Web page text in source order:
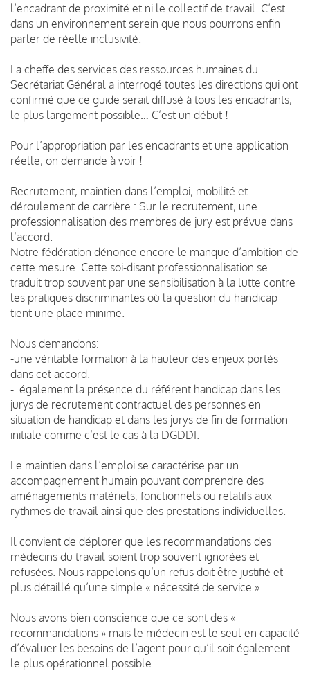
l’encadrant de proximité et ni le collectif de travail. C’est
dans un environnement serein que nous pourrons enfin
parler de réelle inclusivité.
La cheffe des services des ressources humaines du
Secrétariat Général a interrogé toutes les directions qui ont
confirmé que ce guide serait diffusé à tous les encadrants,
le plus largement possible… C’est un début !
Pour l’appropriation par les encadrants et une application
réelle, on demande à voir !
Recrutement, maintien dans l’emploi, mobilité et
déroulement de carrière : Sur le recrutement, une
professionnalisation des membres de jury est prévue dans
l’accord.
Notre fédération dénonce encore le manque d’ambition de
cette mesure. Cette soi-disant professionnalisation se
traduit trop souvent par une sensibilisation à la lutte contre
les pratiques discriminantes où la question du handicap
tient une place minime.
Nous demandons:
-une véritable formation à la hauteur des enjeux portés
dans cet accord.
- également la présence du référent handicap dans les
jurys de recrutement contractuel des personnes en
situation de handicap et dans les jurys de fin de formation
initiale comme c’est le cas à la DGDDI.
Le maintien dans l’emploi se caractérise par un
accompagnement humain pouvant comprendre des
aménagements matériels, fonctionnels ou relatifs aux
rythmes de travail ainsi que des prestations individuelles.
Il convient de déplorer que les recommandations des
médecins du travail soient trop souvent ignorées et
refusées. Nous rappelons qu’un refus doit être justifié et
plus détaillé qu’une simple « nécessité de service ».
Nous avons bien conscience que ce sont des «
recommandations » mais le médecin est le seul en capacité
d’évaluer les besoins de l’agent pour qu’il soit également
le plus opérationnel possible.